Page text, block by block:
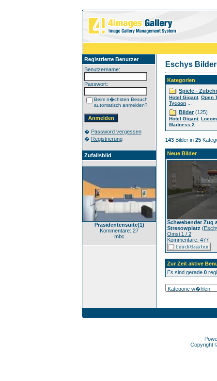
Registrierte Benutzer
Benutzername:
Passwort:
Beim n�chsten Besuch
automatisch anmelden?
� Password vergessen
� Registrierung
Zufallsbild
Präsidentensuite(1)
Kommentare: 27
mbc
Eschys
Kategorien
Spiele -
Hotel Gigant, Open
Tycoon
Bilder(125)
Hotel Gigant,
Madness 2
143 Bilder in 25
Neue Bilder
Schwebender Zug
Stresowplatz (
Omsi 1 / 2
Kommentare: 477
Zur Zeit aktive
Es sind gerade 0
Copyright